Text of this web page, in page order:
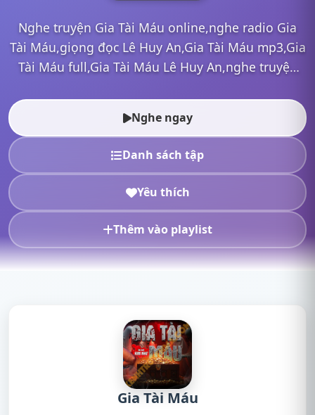
Nghe truyện Gia Tài Máu online,nghe radio Gia
Tài Máu,giọng đọc Lê Huy An,Gia Tài Máu mp3,Gia
Tài Máu full,Gia Tài Máu Lê Huy An,nghe truyện
Nghe ngay
Danh sách tập
Yêu thích
Thêm vào playlist
Gia Tài Máu